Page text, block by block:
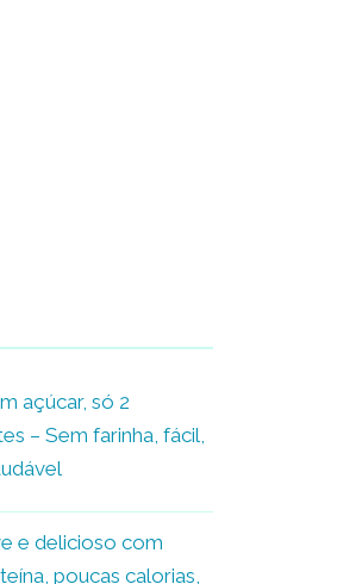
açúcar, só 2
– Sem farinha, fácil,
e delicioso com
poucas calorias,